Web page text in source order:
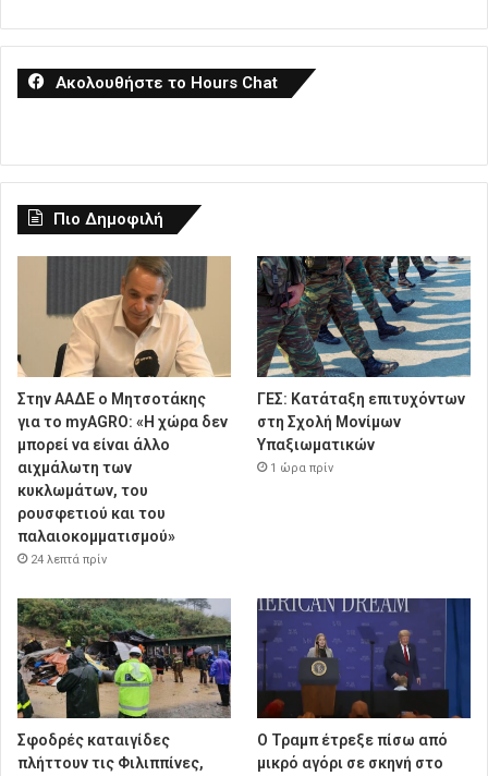
Ακολουθήστε το Hours Chat
Πιο Δημοφιλή
Στην ΑΑΔΕ ο Μητσοτάκης
για το myAGRO: «Η χώρα δεν
μπορεί να είναι άλλο
αιχμάλωτη των
κυκλωμάτων, του
ρουσφετιού και του
παλαιοκομματισμού»
24 λεπτά πρίν
ΓΕΣ: Κατάταξη επιτυχόντων
στη Σχολή Μονίμων
Υπαξιωματικών
1 ώρα πρίν
Σφοδρές καταιγίδες
πλήττουν τις Φιλιππίνες,
Ο Τραμπ έτρεξε πίσω από
μικρό αγόρι σε σκηνή στο